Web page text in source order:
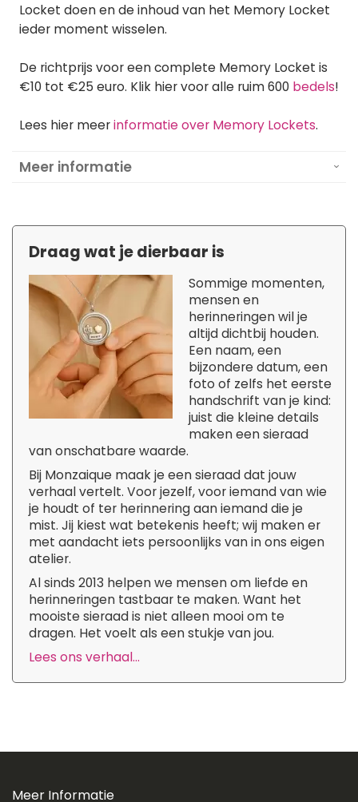
Locket doen en de inhoud van het Memory Locket
ieder moment wisselen.
De richtprijs voor een complete Memory Locket is
€10 tot €25 euro. Klik hier voor alle ruim 600 bedels!
Lees hier meerinformatie over Memory Lockets.
Meer informatie
Draag wat je dierbaar is
Sommige momenten,
mensen en
herinneringen wil je
altijd dichtbij houden.
Een naam, een
bijzondere datum, een
foto of zelfs het eerste
handschrift van je kind:
juist die kleine details
maken een sieraad
van onschatbare waarde.
Bij Monzaique maak je een sieraad dat jouw
verhaal vertelt. Voor jezelf, voor iemand van wie
je houdt of ter herinnering aan iemand die je
mist. Jij kiest wat betekenis heeft; wij maken er
met aandacht iets persoonlijks van in ons eigen
atelier.
Al sinds 2013 helpen we mensen om liefde en
herinneringen tastbaar te maken. Want het
mooiste sieraad is niet alleen mooi om te
dragen. Het voelt als een stukje van jou.
Lees ons verhaal...
Meer Informatie